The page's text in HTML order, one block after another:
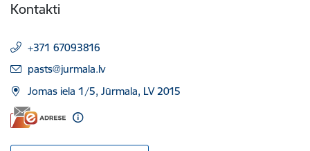
Kontakti
+371 67093816
E-pasts:
pasts@jurmala.lv
Jomas iela 1/5, Jūrmala, LV 2015